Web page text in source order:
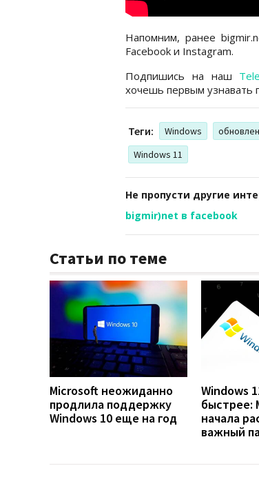
Напомним, ранее
Facebook и Instagram.
Подпишись на наш
хочешь первым узнавать
Теги: Windows
Windows 11
Не пропусти другие
bigmir)net в facebook
Статьи по теме
Microsoft неожиданно
продлила поддержку
Windows 10 еще на год
Windows
быстрее:
начала
важный